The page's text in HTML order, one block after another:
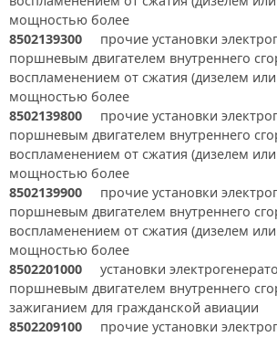
мощностью более
8502139300 прочие установки
поршневым двигателем внутреннего
воспламенением от сжатия (дизелем
мощностью более
8502139800 прочие установки
поршневым двигателем внутреннего
воспламенением от сжатия (дизелем
мощностью более
8502139900 прочие установки
поршневым двигателем внутреннего
воспламенением от сжатия (дизелем
мощностью более
8502201000 установки
поршневым двигателем внутреннего
зажиганием для гражданской авиации
8502209100 прочие установки